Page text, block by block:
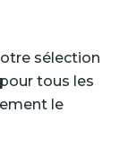
sélection
tous les
le